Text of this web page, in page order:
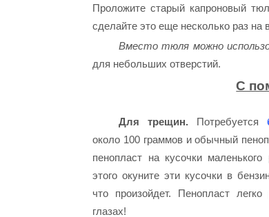
Проложите старый капроновый
сделайте это еще несколько раз на
Вместо тюля можно
для небольших отверстий.
С
Для трещин.Потребуется
около 100 граммов и обычный
пенопласт на кусочки
этого окуните эти кусочки в
что произойдет. Пенопласт легко
глазах!